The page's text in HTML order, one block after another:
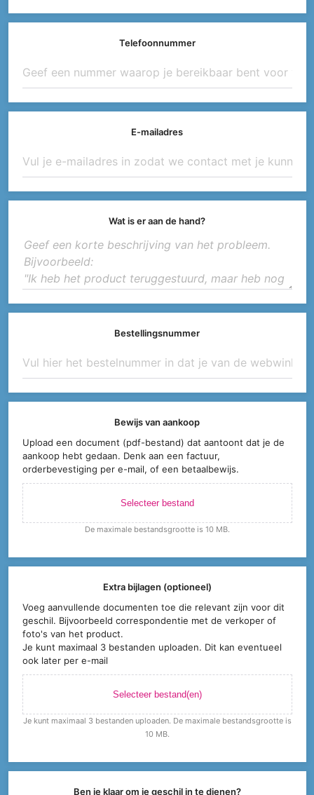
Telefoonnummer
E-mailadres
Wat is er aan de hand?
Bestellingsnummer
Bewijs van aankoop
Upload een document (pdf-bestand) dat aantoont dat je de
aankoop hebt gedaan. Denk aan een factuur,
orderbevestiging per e-mail, of een betaalbewijs.
Selecteer bestand
De maximale bestandsgrootte is 10 MB.
Extra bijlagen (optioneel)
Voeg aanvullende documenten toe die relevant zijn voor dit
geschil. Bijvoorbeeld correspondentie met de verkoper of
foto's van het product.
Je kunt maximaal 3 bestanden uploaden. Dit kan eventueel
ook later per e-mail
Selecteer bestand(en)
Je kunt maximaal 3 bestanden uploaden. De maximale bestandsgrootte is
10 MB.
Ben je klaar om je geschil in te dienen?